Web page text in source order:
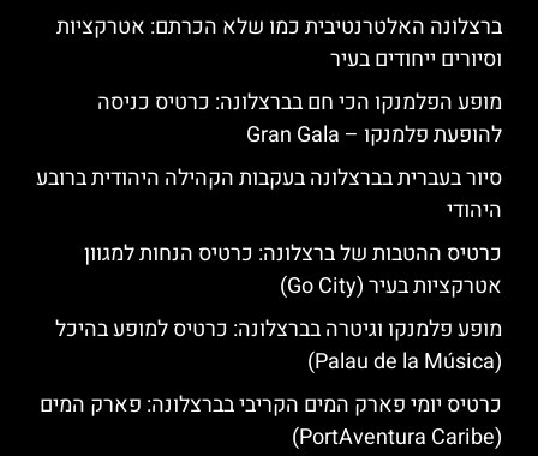
ברצלונה האלטרנטיבית כמו שלא הכרתם: אטרקציות
וסיורים ייחודים בעיר
מופע הפלמנקו הכי חם בברצלונה: כרטיס כניסה
להופעת פלמנקו – Gran Gala
סיור בעברית בברצלונה בעקבות הקהילה היהודית ברובע
היהודי
כרטיס ההטבות של ברצלונה: כרטיס הנחות למגוון
אטרקציות בעיר (Go City)
מופע פלמנקו וגיטרה בברצלונה: כרטיס למופע בהיכל
(Palau de la Música)
כרטיס יומי פארק המים הקריבי בברצלונה: פארק המים
(PortAventura Caribe)